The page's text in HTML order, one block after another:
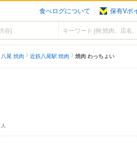
食べログについて 保有Vポ
八尾 焼肉 近鉄八尾駅 焼肉 焼肉 わっちょい
人